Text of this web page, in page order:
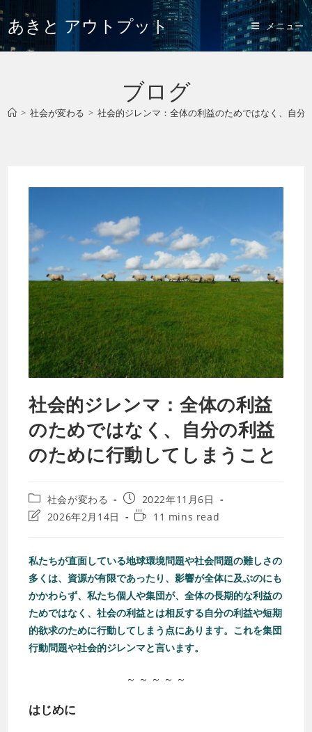
あきと アウトプット メニュー
ブログ
> 社会が変わる > 社会的ジレンマ：全体の利益のためではなく、自分
社会的ジレンマ：全体の利益
のためではなく、自分の利益
のために行動してしまうこと
社会が変わる
2022年11月6日
2026年2月14日
11 mins read
私たちが直面している地球環境問題や社会問題の難しさの
多くは、資源が有限であったり、影響が全体に及ぶのにも
かかわらず、私たち個人や集団が、全体の長期的な利益の
ためではなく、社会の利益とは相反する自分の利益や短期
的欲求のために行動してしまう点にあります。これを集団
行動問題や社会的ジレンマと言います。
～ ～ ～ ～ ～
はじめに